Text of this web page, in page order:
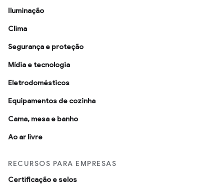
Iluminação
Clima
Segurança e proteção
Mídia e tecnologia
Eletrodomésticos
Equipamentos de cozinha
Cama, mesa e banho
Ao ar livre
RECURSOS PARA EMPRESAS
Certificação e selos